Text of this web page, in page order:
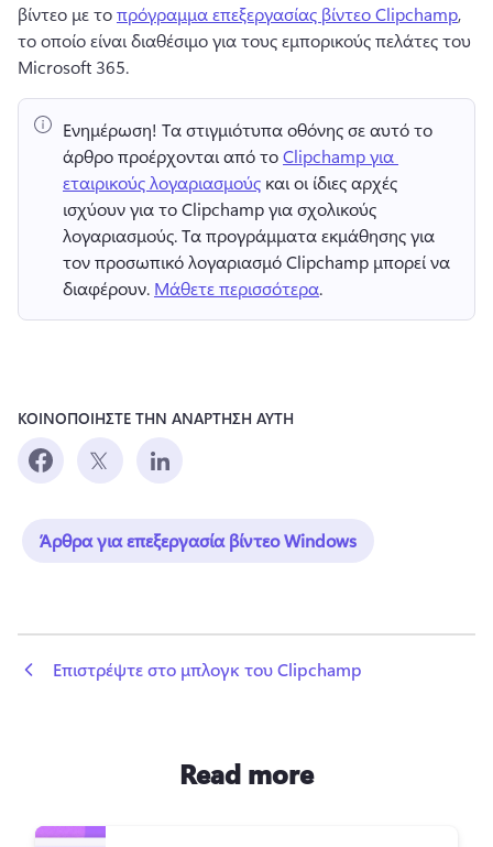
βίντεο με το πρόγραμμα επεξεργασίας βίντεο Clipchamp,
το οποίο είναι διαθέσιμο για τους εμπορικούς πελάτες του
Microsoft 365.
Ενημέρωση! Τα στιγμιότυπα οθόνης σε αυτό το
άρθρο προέρχονται από το Clipchamp για
εταιρικούς λογαριασμούς και οι ίδιες αρχές
ισχύουν για το Clipchamp για σχολικούς
λογαριασμούς. Τα προγράμματα εκμάθησης για
τον προσωπικό λογαριασμό Clipchamp μπορεί να
διαφέρουν. Μάθετε περισσότερα.
ΚΟΙΝΟΠΟΙΗΣΤΕ ΤΗΝ ΑΝΑΡΤΗΣΗ ΑΥΤΗ
Άρθρα για επεξεργασία βίντεο Windows
Επιστρέψτε στο μπλογκ του Clipchamp
Read more